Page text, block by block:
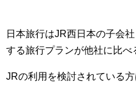
日本旅行はJR西日本の子会
する旅行プランが他社に比べ
JRの利用を検討されている